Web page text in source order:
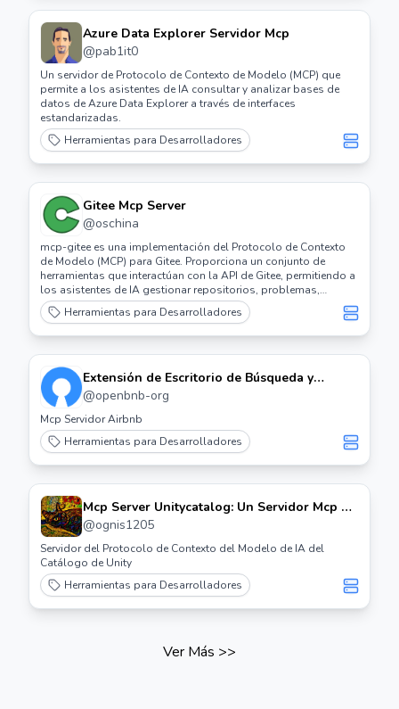
Azure Data Explorer Servidor Mcp
@pab1it0
Un servidor de Protocolo de Contexto de Modelo (MCP) que
permite a los asistentes de IA consultar y analizar bases de
datos de Azure Data Explorer a través de interfaces
estandarizadas.
Herramientas para Desarrolladores
Gitee Mcp Server
@oschina
mcp-gitee es una implementación del Protocolo de Contexto
de Modelo (MCP) para Gitee. Proporciona un conjunto de
herramientas que interactúan con la API de Gitee, permitiendo a
los asistentes de IA gestionar repositorios, problemas,
solicitudes de extracción, etc.
Herramientas para Desarrolladores
Extensión de Escritorio de Búsqueda y
Listados de Airbnb (dxt)
@openbnb-org
Mcp Servidor Airbnb
Herramientas para Desarrolladores
Mcp Server Unitycatalog: Un Servidor Mcp de
Catálogo de Unidad
@ognis1205
Servidor del Protocolo de Contexto del Modelo de IA del
Catálogo de Unity
Herramientas para Desarrolladores
Ver Más >>